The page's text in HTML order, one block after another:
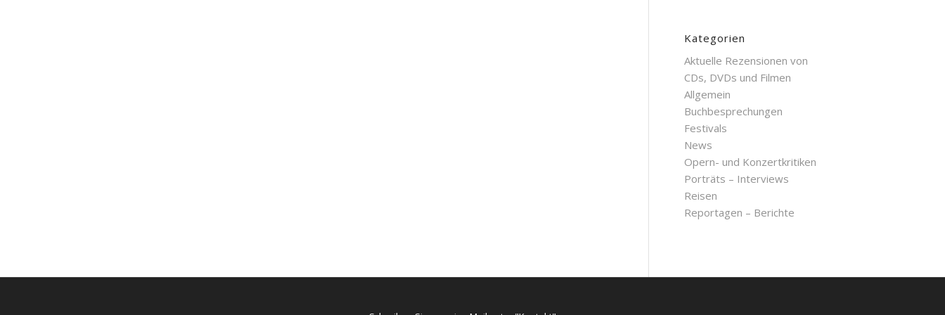
Kategorien
Aktuelle Rezensionen von
CDs, DVDs und Filmen
Allgemein
Buchbesprechungen
Festivals
News
Opern- und Konzertkritiken
Porträts – Interviews
Reisen
Reportagen – Berichte